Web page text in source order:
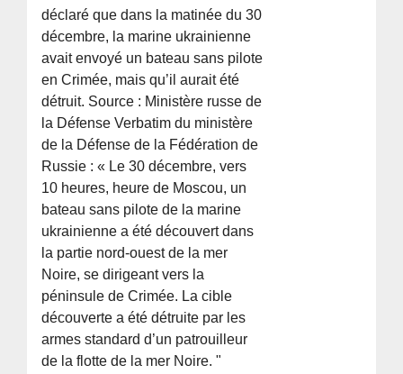
déclaré que dans la matinée du 30
décembre, la marine ukrainienne
avait envoyé un bateau sans pilote
en Crimée, mais qu’il aurait été
détruit. Source : Ministère russe de
la Défense Verbatim du ministère
de la Défense de la Fédération de
Russie : « Le 30 décembre, vers
10 heures, heure de Moscou, un
bateau sans pilote de la marine
ukrainienne a été découvert dans
la partie nord-ouest de la mer
Noire, se dirigeant vers la
péninsule de Crimée. La cible
découverte a été détruite par les
armes standard d’un patrouilleur
de la flotte de la mer Noire. "